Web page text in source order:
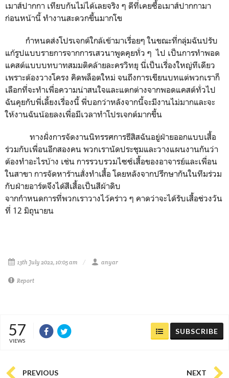
เมาส์ปากกา เทียบกันไม่ได้เลยจริง ๆ ดีที่เคยซื้อเมาส์ปากกามา
ก่อนหน้านี้ ทำงานสะดวกขึ้นมากโข
กำหนดส่งโปรเจกต์ใกล้เข้ามาเรื่อยๆ ในขณะที่กลุ่มฉันปรับ
แก้รูปแบบรายการจากการเสวนาพูดคุยทั่ว ๆ ไป เป็นการทำพอด
แคสต์แบบบทบาทสมมติคล้ายละครวิทยุ นี่เป็นเรื่องใหญ่ทีเดียว
เพราะต้องวางโครง คิดพล็อตใหม่ จนถึงการเขียนบทแต่พวกเราก็
เลือกที่จะทำเพื่อความน่าสนใจและแตกต่างจากพอดแคสต์ทั่วไป
ฉันคุยกับพี่เลี้ยงเรื่องนี้ พี่บอกว่าหลังจากนี้จะมีงานไม่มากและจะ
ให้งานฉันน้อยลงเพื่อมีเวลาทำโปรเจกต์มากขึ้น
ทางฝั่งการจัดงานนิทรรศการธีสิสฉันอยู่ฝ่ายออกแบบเสื้อ
ร่วมกับเพื่อนอีกสองคน พวกเรานัดประชุมและวางแผนงานกันว่า
ต้องทำอะไรบ้าง เช่น การรวบรวมไซซ์เสื้อของอาจารย์และเพื่อน
ในสาขา การจัดหาร้านสั่งทำเสื้อ โดยหลังจากปรึกษากันในทีมร่วม
กับฝ่ายอาร์ตจึงได้สีเสื้อเป็นสีผ้าดิบ
จากกำหนดการที่พวกเราวางไว้คร่าว ๆ คาดว่าจะได้รับเสื้อช่วงวัน
ที่ 12 มิถุนายน
13th July 2022, 10:05 am anyar
Report
57
VIEWS
SUBSCRIBE
PREVIOUS NEXT